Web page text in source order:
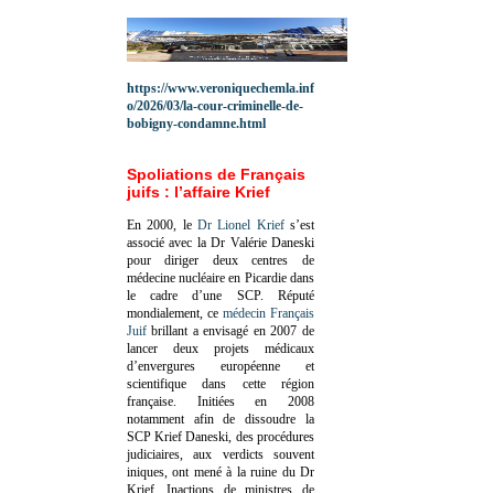
https://www.veroniquechemla.inf
o/2026/03/la-cour-criminelle-de-
bobigny-condamne.html
Spoliations de Français
juifs : l’affaire Krief
En 2000, le Dr Lionel Kriefs’est
associé avec la Dr Valérie Daneski
pour diriger deux centres de
médecine nucléaire en Picardie dans
le cadre d’une SCP. Réputé
mondialement, ce médecin Français
Juif brillant a envisagé en 2007 de
lancer deux projets médicaux
d’envergures européenne et
scientifique dans cette région
française. Initiées en 2008
notamment afin de dissoudre la
SCP Krief Daneski, des procédures
judiciaires, aux verdicts souvent
iniques, ont mené à la ruine du Dr
Krief.Inactions de ministres de